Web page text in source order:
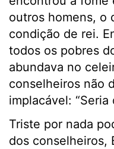
outros homens, o
condição de rei.
todos os pobres
abundava no
conselheiros não
implacável:
Triste por nada
dos conselheiros,